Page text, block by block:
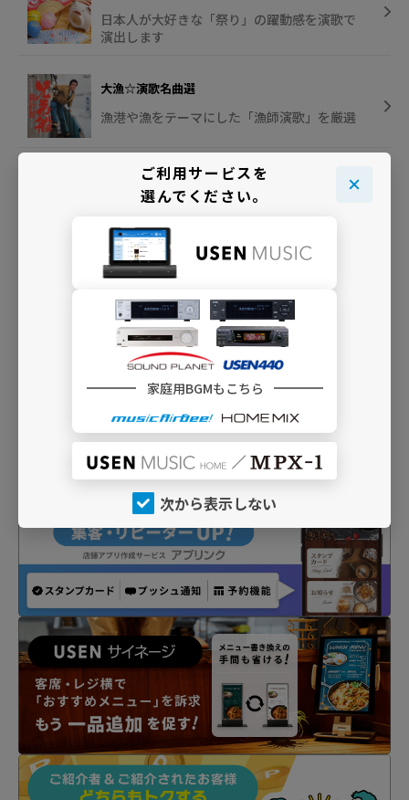
日本人が大好きな「祭り」の躍動感を演歌で
演出します
大漁☆演歌名曲選
漁港や漁をテーマにした「漁師演歌」を厳選
週間 USEN HIT 演歌／歌謡曲ランキング
USEN独自の集計で送る演歌の最新ヒット・ラ
ンキング
ご利用サービスを
選んでください。
家庭用BGMもこちら
次から表示しない